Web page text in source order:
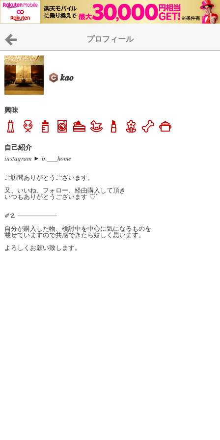
プロフィール
𝒌𝒂𝒐
興味
自己紹介
𝑖𝑛𝑠𝑡𝑎𝑔𝑟𝑎𝑚 ► 𝑏.___ℎ𝑜𝑚𝑒
ご訪問ありがとうございます。
又、いいね、フォロー、経由購入して頂き
いつもありがとうございます ♡ﾞ
✐☡ ┈┈┈┈┈┈┈┈┈┈
自分が購入した物、検討中を中心に気になるものを
載せていますので共感できたら嬉しく思います。
よろしくお願い致します。